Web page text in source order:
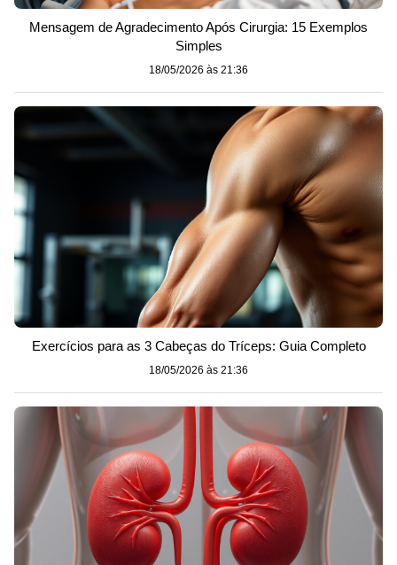
Mensagem de Agradecimento Após Cirurgia: 15 Exemplos
Simples
18/05/2026 às 21:36
Exercícios para as 3 Cabeças do Tríceps: Guia Completo
18/05/2026 às 21:36